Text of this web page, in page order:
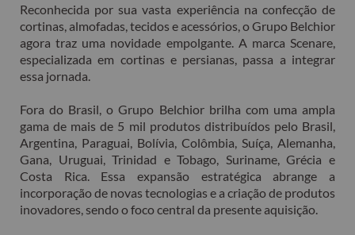
Reconhecida por sua vasta experiência na confecção de
cortinas, almofadas, tecidos e acessórios, o Grupo Belchior
agora traz uma novidade empolgante. A marca Scenare,
especializada em cortinas e persianas, passa a integrar
essa jornada.
Fora do Brasil, o Grupo Belchior brilha com uma ampla
gama de mais de 5 mil produtos distribuídos pelo Brasil,
Argentina, Paraguai, Bolívia, Colômbia, Suíça, Alemanha,
Gana, Uruguai, Trinidad e Tobago, Suriname, Grécia e
Costa Rica. Essa expansão estratégica abrange a
incorporação de novas tecnologias e a criação de produtos
inovadores, sendo o foco central da presente aquisição.